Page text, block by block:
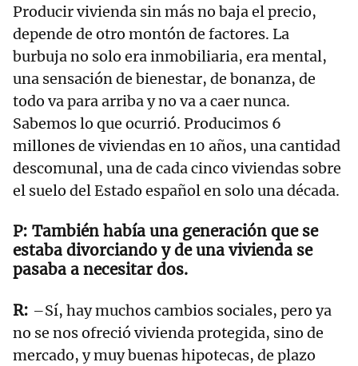
Producir vivienda sin más no baja el precio,
depende de otro montón de factores. La
burbuja no solo era inmobiliaria, era mental,
una sensación de bienestar, de bonanza, de
todo va para arriba y no va a caer nunca.
Sabemos lo que ocurrió. Producimos 6
millones de viviendas en 10 años, una cantidad
descomunal, una de cada cinco viviendas sobre
el suelo del Estado español en solo una década.
También había una generación que se
estaba divorciando y de una vivienda se
pasaba a necesitar dos.
–Sí, hay muchos cambios sociales, pero ya
no se nos ofreció vivienda protegida, sino de
mercado, y muy buenas hipotecas, de plazo